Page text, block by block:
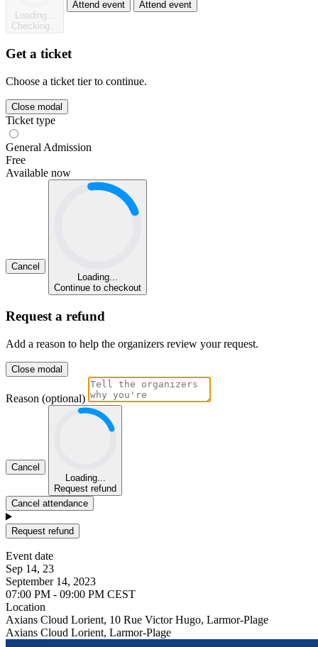
Loading...
Checking...
Attend event Attend event
Get a ticket
Choose a ticket tier to continue.
Close modal
Ticket type
General Admission
Free
Available now
Cancel
Loading...
Continue to checkout
Request a refund
Add a reason to help the organizers review your request.
Close modal
Reason (optional)
Cancel
Loading...
Request refund
Cancel attendance
Request refund
Event date
Sep 14, 23
September 14, 2023
07:00 PM - 09:00 PM CEST
Location
Axians Cloud Lorient, 10 Rue Victor Hugo, Larmor-Plage
Axians Cloud Lorient, Larmor-Plage